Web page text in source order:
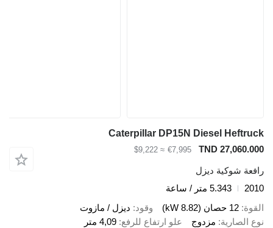
Caterpillar DP15N Diesel Heftruck
TND 27,060.000
€7,995
≈ $9,222
رافعة شوكية ديزل
2010
5.343 متر / ساعة
القوة 12 حصان (8.82 kW) وقود ديزل / مازوت
نوع الصارية مزدوج علو ارتفاع للرفع 4,09 متر